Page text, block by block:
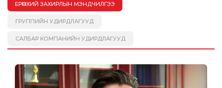
ЕРӨНХИЙ ЗАХИРЛЫН МЭНДЧИЛГЭЭ
ГРУППИЙН УДИРДЛАГУУД
САЛБАР КОМПАНИЙН УДИРДЛАГУУД